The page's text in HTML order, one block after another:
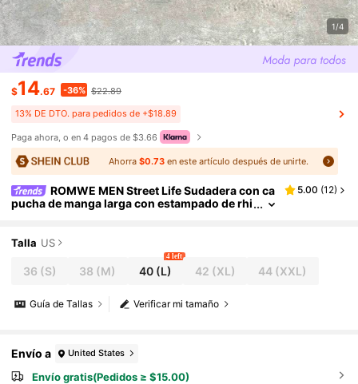
1/4
$14.67 -36% $22.89
13% DE DTO. para pedidos de +$18.89
Paga ahora, o en 4 pagos de $3.66
Ahorra $0.73en este artículo después de unirte.
ROMWE MEN Street Life Sudadera con ca
pucha de manga larga con estampado de rhi
5.00 (12)
Talla US
36 (S) 38 (M) 40(L)
4 left
42 (XL) 44 (XXL)
Verificar mi tamaño
Guía de Tallas
Envío a United States
Envío gratis(Pedidos ≥ $15.00)